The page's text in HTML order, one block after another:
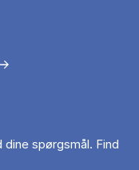
spørgsmål. Find